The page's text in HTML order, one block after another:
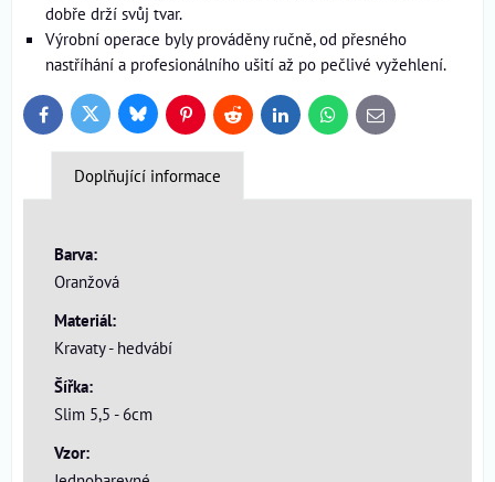
dobře drží svůj tvar.
Výrobní operace byly prováděny ručně, od přesného
nastříhání a profesionálního ušití až po pečlivé vyžehlení.
FacebookTwitter BlueskyPinterestReddit LinkedInWhatsApp
E-
mail
Doplňující informace
Barva:
Oranžová
Materiál:
Kravaty - hedvábí
Šířka:
Slim 5,5 - 6cm
Vzor: